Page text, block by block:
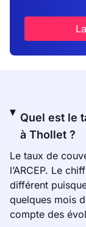
Quel est le
à Thollet ?
Le taux de
l’ARCEP. Le
différent
quelques mois
compte des